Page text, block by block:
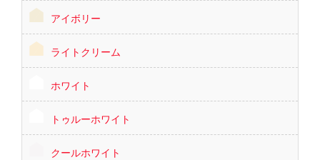
アイボリー
ライトクリーム
ホワイト
トゥルーホワイト
クールホワイト